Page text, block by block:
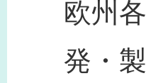
欧州
発・